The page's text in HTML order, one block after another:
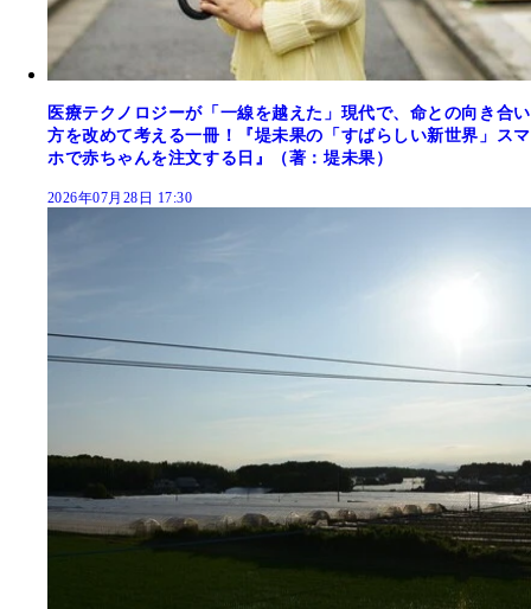
医療テクノロジーが「一線を越えた」現代で、命との向き合い
方を改めて考える一冊！『堤未果の「すばらしい新世界」スマ
ホで赤ちゃんを注文する日』（著：堤未果）
2026年07月28日 17:30